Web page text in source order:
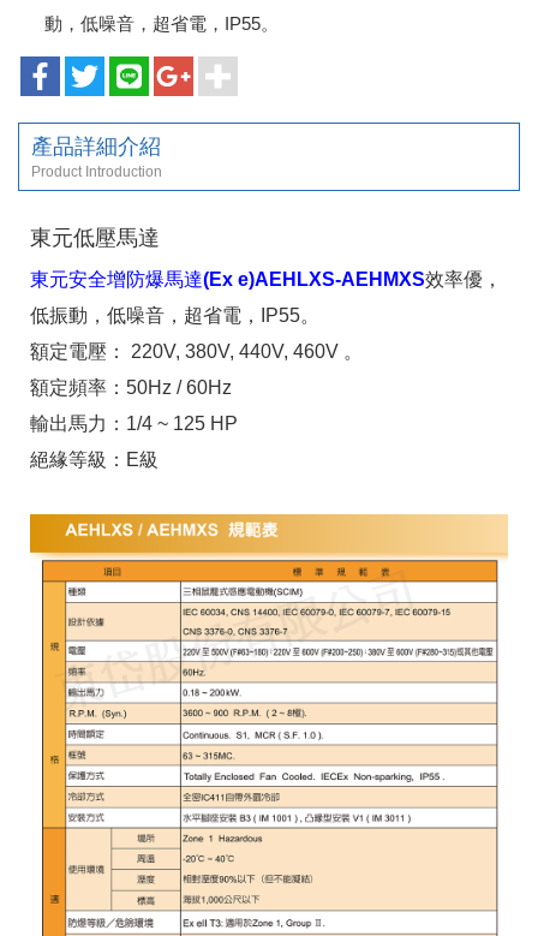
動，低噪音，超省電，IP55。
產品詳細介紹
Product Introduction
東元低壓馬達
東元安全增防爆馬達(Ex e)AEHLXS-AEHMXS效率優，
低振動，低噪音，超省電，IP55。
額定電壓： 220V, 380V, 440V, 460V 。
額定頻率：50Hz / 60Hz
輸出馬力：1/4 ~ 125 HP
絕緣等級：E級